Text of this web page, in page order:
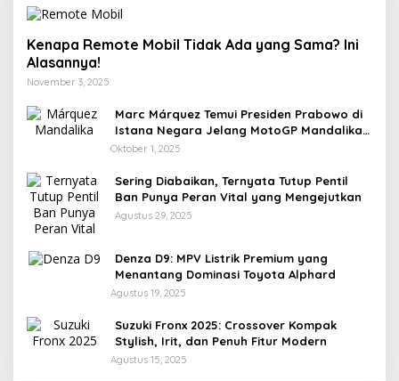
Kenapa Remote Mobil Tidak Ada yang Sama? Ini
Alasannya!
November 3, 2025
Marc Márquez Temui Presiden Prabowo di
Istana Negara Jelang MotoGP Mandalika
2025
Oktober 1, 2025
Sering Diabaikan, Ternyata Tutup Pentil
Ban Punya Peran Vital yang Mengejutkan
Agustus 29, 2025
Denza D9: MPV Listrik Premium yang
Menantang Dominasi Toyota Alphard
Agustus 19, 2025
Suzuki Fronx 2025: Crossover Kompak
Stylish, Irit, dan Penuh Fitur Modern
Agustus 15, 2025